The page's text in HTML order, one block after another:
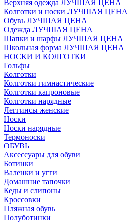
Верхняя одежда ЛУЧШАЯ ЦЕНА
Колготки и носки ЛУЧШАЯ ЦЕНА
Обувь ЛУЧШАЯ ЦЕНА
Одежда ЛУЧШАЯ ЦЕНА
Шапки и шарфы ЛУЧШАЯ ЦЕНА
Школьная форма ЛУЧШАЯ ЦЕНА
НОСКИ И КОЛГОТКИ
Гольфы
Колготки
Колготки гимнастические
Колготки капроновые
Колготки нарядные
Леггинсы женские
Носки
Носки нарядные
Термоноски
ОБУВЬ
Аксессуары для обуви
Ботинки
Валенки и угги
Домашние тапочки
Кеды и слипоны
Кроссовки
Пляжная обувь
Полуботинки